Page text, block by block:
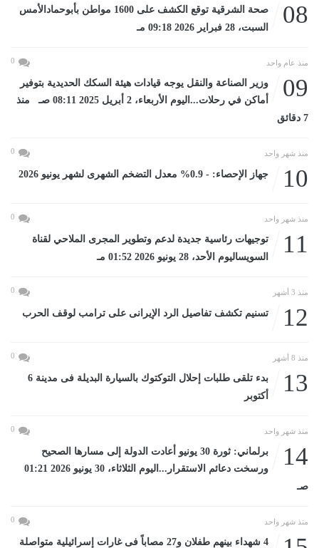
08
صحة الشرقية توقع الكشف على 1600 مواطن بأبوحمادالأمس
السبت، 28 فبراير 2026 09:18 مـ
منذ عام واحد 0
09
وزير الصناعة والنقل يوجه قيادات هيئة السكك الحديدية بتوفير
أماكن في رحلات...اليوم الأربعاء، 2 أبريل 2025 08:11 صـ منذ
7 دقائق
منذ شهر واحد 0
10 جهاز الإحصاء: - 0.9% معدل التضخم الشهرى لشهر يونيو 2026
منذ شهر واحد 0
11
توجيهات رئاسية جديدة لدعم وتطوير المجرى الملاحي لقناة
السويساليوم الأحد، 28 يونيو 2026 01:52 مـ
منذ 3 أشهر 0
12 تسنيم تكشف تفاصيل الرد الإيرانى على ترامب لوقف الحرب
منذ 8 أشهر 0
13
بدء تلقى طلبات إحلال التوكتوك بالسيارة البديلة فى مدينة 6
أكتوبر
منذ شهر واحد 0
14
برلماني: ثورة 30 يونيو أعادت الدولة إلى مسارها الصحيح
ورسخت دعائم الاستقرار...اليوم الثلاثاء، 30 يونيو 2026 01:21
صـ
منذ شهر واحد 0
4 شهداء بينهم طفلان و27 مصاباً فى غارات إسرائيلية متواصلة